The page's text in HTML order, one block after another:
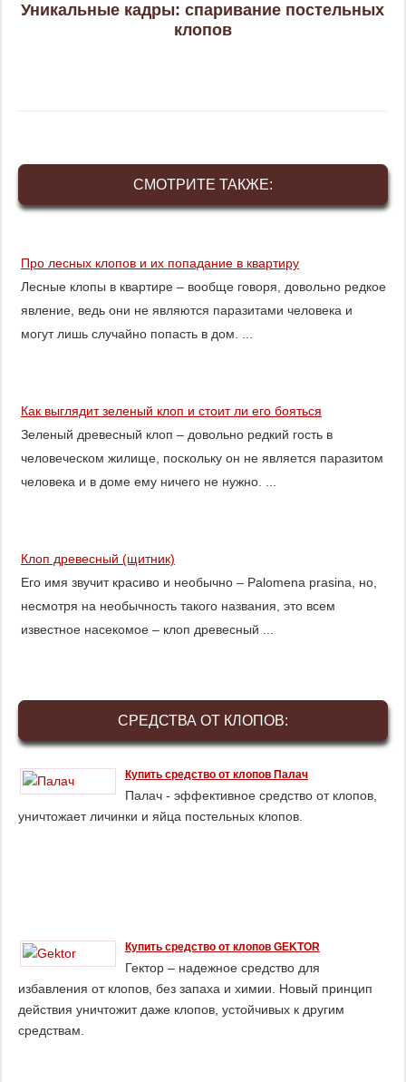
Уникальные кадры: спаривание постельных
клопов
СМОТРИТЕ ТАКЖЕ:
Про лесных клопов и их попадание в квартиру
Лесные клопы в квартире – вообще говоря, довольно редкое
явление, ведь они не являются паразитами человека и
могут лишь случайно попасть в дом. ...
Как выглядит зеленый клоп и стоит ли его бояться
Зеленый древесный клоп – довольно редкий гость в
человеческом жилище, поскольку он не является паразитом
человека и в доме ему ничего не нужно. ...
Клоп древесный (щитник)
Его имя звучит красиво и необычно – Palomena prasina, но,
несмотря на необычность такого названия, это всем
известное насекомое – клоп древесный ...
СРЕДСТВА ОТ КЛОПОВ:
Купить средство от клопов Палач
Палач - эффективное средство от клопов,
уничтожает личинки и яйца постельных клопов.
Купить средство от клопов GEKTOR
Гектор – надежное средство для
избавления от клопов, без запаха и химии. Новый принцип
действия уничтожит даже клопов, устойчивых к другим
средствам.